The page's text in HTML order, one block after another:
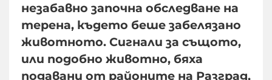
незабавно започна обследване на
терена, където беше забелязано
животното. Сигнали за същото,
или подобно животно, бяха
подавани от районите на Разград,